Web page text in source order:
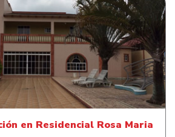
en Residencial Rosa Maria
en Residencial Rosa Maria